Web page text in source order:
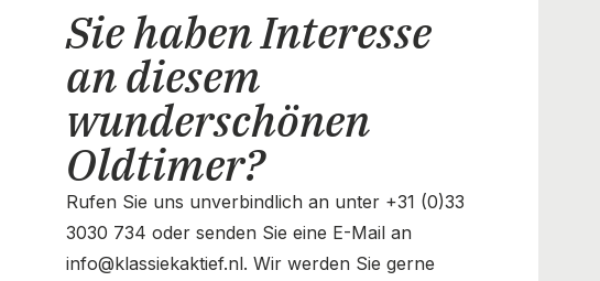
Sie haben Interesse
an diesem
wunderschönen
Oldtimer?
Rufen Sie uns unverbindlich an unter +31 (0)33
3030 734 oder senden Sie eine E-Mail an
info@klassiekaktief.nl. Wir werden Sie gerne